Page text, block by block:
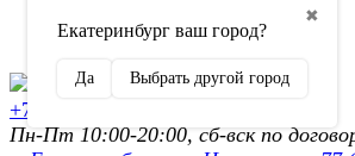
✖
Екатеринбург ваш город?
Да Выбрать другой город
Регистрация
+7 (902) 872-54-70
Пн-Пт 10:00-20:00, сб-вск по